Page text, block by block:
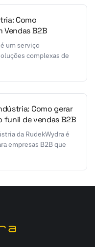
Como
Vendas B2B
um serviço
complexas de
Como gerar
funil de vendas B2B
da RudekWydra é
empresas B2B que